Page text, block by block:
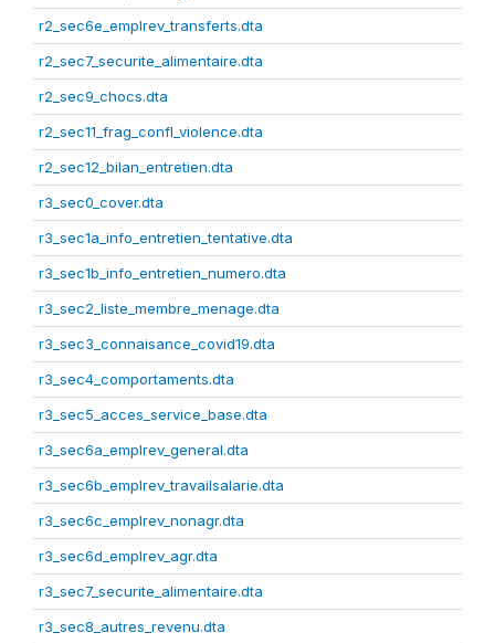
r2_sec6e_emplrev_transferts.dta
r2_sec7_securite_alimentaire.dta
r2_sec9_chocs.dta
r2_sec11_frag_confl_violence.dta
r2_sec12_bilan_entretien.dta
r3_sec0_cover.dta
r3_sec1a_info_entretien_tentative.dta
r3_sec1b_info_entretien_numero.dta
r3_sec2_liste_membre_menage.dta
r3_sec3_connaisance_covid19.dta
r3_sec4_comportaments.dta
r3_sec5_acces_service_base.dta
r3_sec6a_emplrev_general.dta
r3_sec6b_emplrev_travailsalarie.dta
r3_sec6c_emplrev_nonagr.dta
r3_sec6d_emplrev_agr.dta
r3_sec7_securite_alimentaire.dta
r3_sec8_autres_revenu.dta